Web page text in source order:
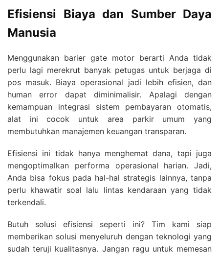
Efisiensi Biaya dan Sumber Daya
Manusia
Menggunakan barier gate motor berarti Anda tidak
perlu lagi merekrut banyak petugas untuk berjaga di
pos masuk. Biaya operasional jadi lebih efisien, dan
human error dapat diminimalisir. Apalagi dengan
kemampuan integrasi sistem pembayaran otomatis,
alat ini cocok untuk area parkir umum yang
membutuhkan manajemen keuangan transparan.
Efisiensi ini tidak hanya menghemat dana, tapi juga
mengoptimalkan performa operasional harian. Jadi,
Anda bisa fokus pada hal-hal strategis lainnya, tanpa
perlu khawatir soal lalu lintas kendaraan yang tidak
terkendali.
Butuh solusi efisiensi seperti ini? Tim kami siap
memberikan solusi menyeluruh dengan teknologi yang
sudah teruji kualitasnya. Jangan ragu untuk memesan